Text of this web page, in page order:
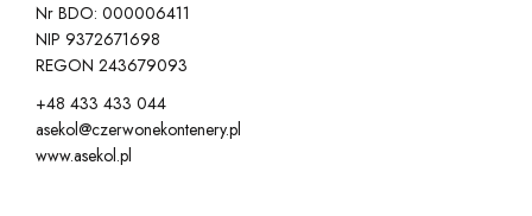
Nr BDO: 000006411
NIP 9372671698
REGON 243679093
+48 433 433 044
asekol@czerwonekontenery.pl
www.asekol.pl